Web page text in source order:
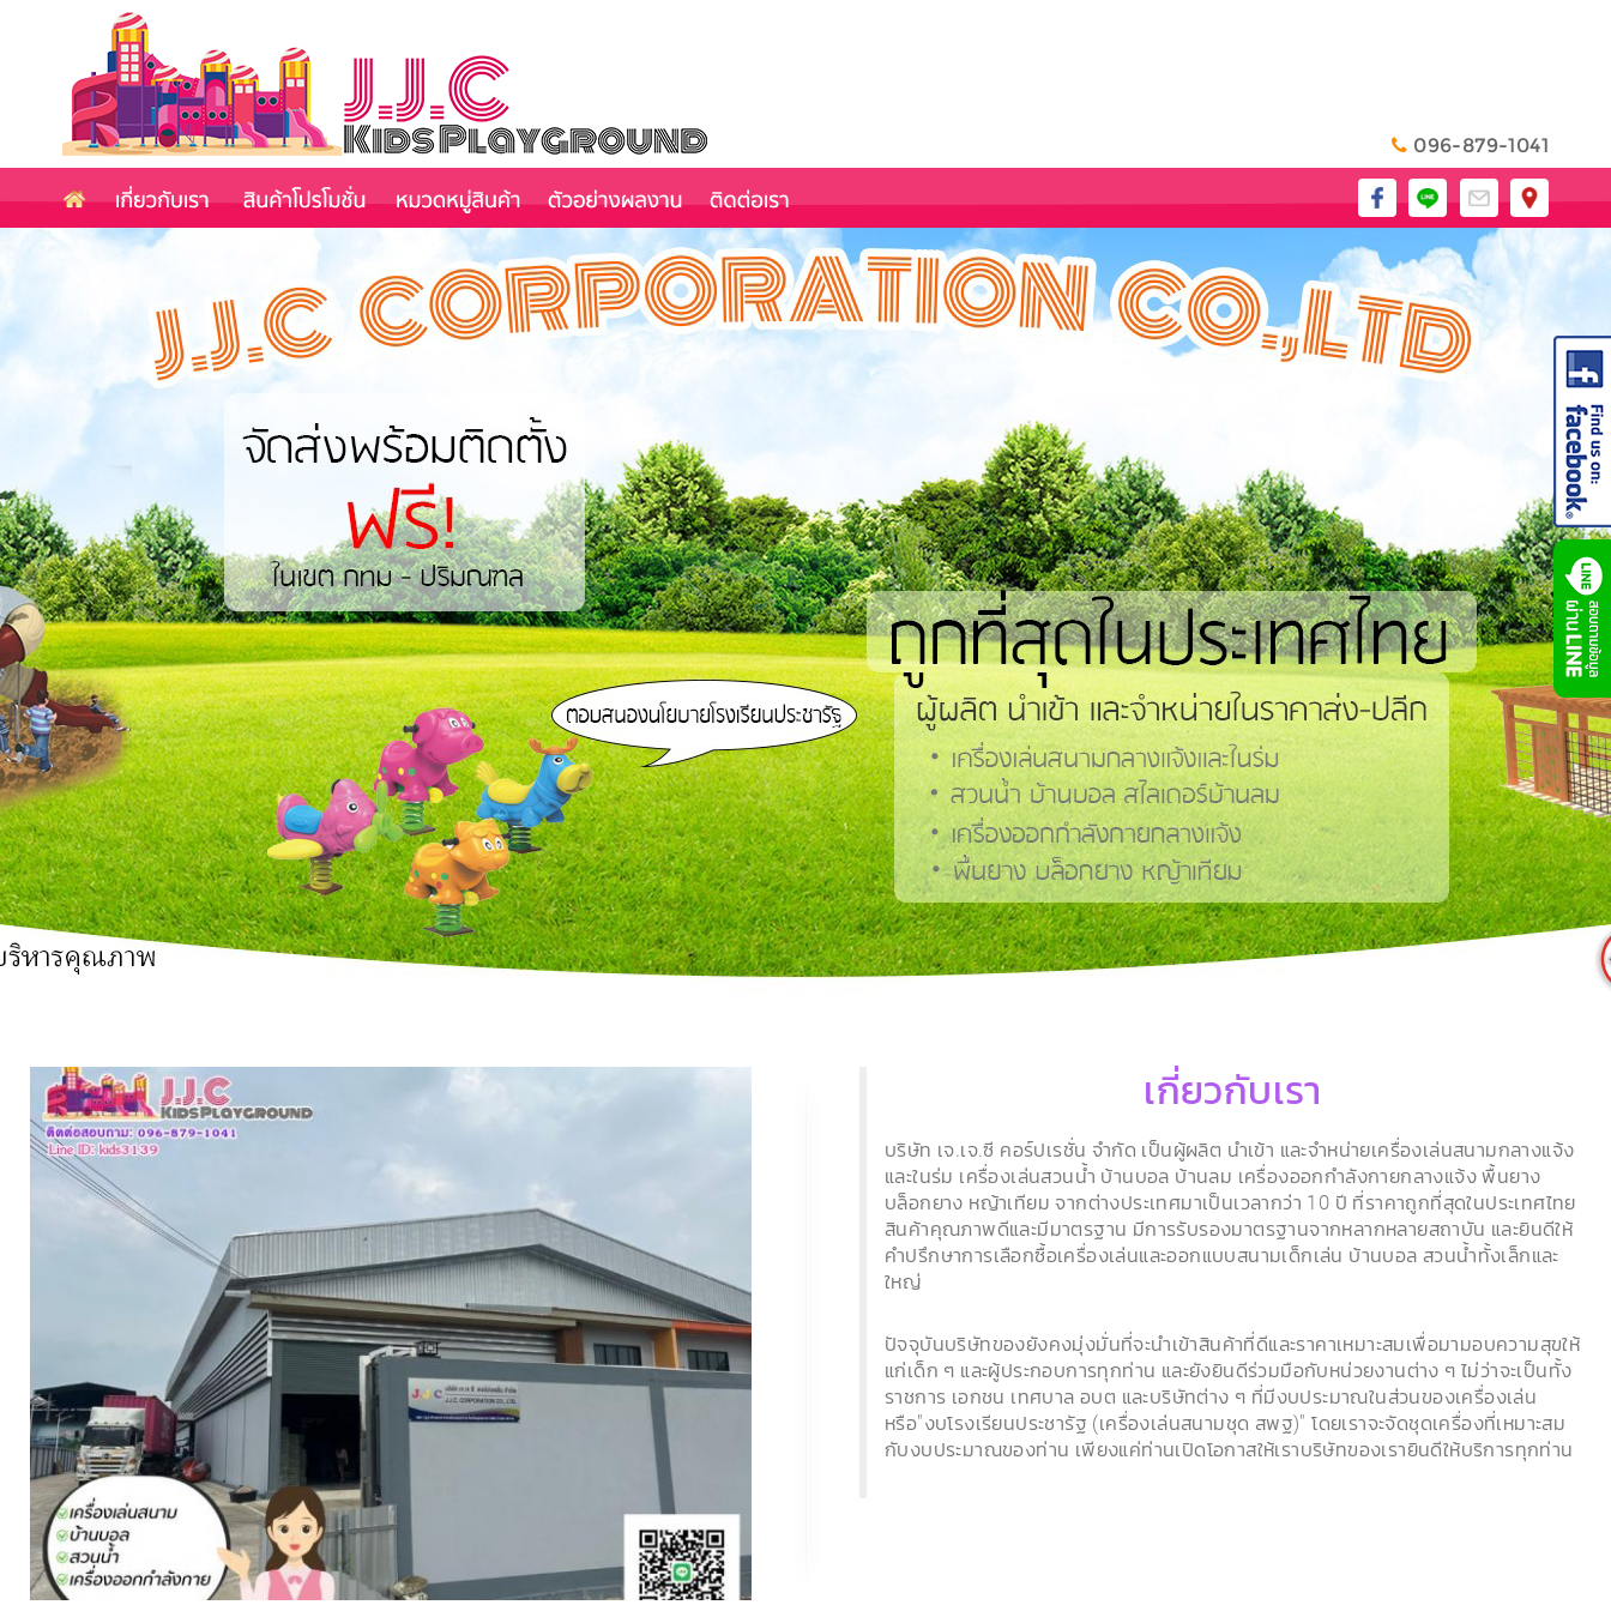
096-879-1041
เกี่ยวกับเรา
บริษัท เจ.เจ.ซี คอร์ปเรชั่น จำกัด เป็นผู้ผลิต นำเข้า และจำหน่ายเครื่องเล่นสนามกลางแจ้ง
และในร่ม เครื่องเล่นสวนน้ำ บ้านบอล บ้านลม เครื่องออกกำลังกายกลางแจ้ง พื้นยาง
บล็อกยาง หญ้าเทียม จากต่างประเทศมาเป็นเวลากว่า 10 ปี ที่ราคาถูกที่สุดในประเทศไทย
สินค้าคุณภาพดีและมีมาตรฐาน มีการรับรองมาตรฐานจากหลากหลายสถาบัน และยินดีให้
คำปรึกษาการเลือกซื้อเครื่องเล่นและออกแบบสนามเด็กเล่น บ้านบอล สวนน้ำทั้งเล็กและ
ใหญ่
ปัจจุบันบริษัทของยังคงมุ่งมั่นที่จะนำเข้าสินค้าที่ดีและราคาเหมาะสมเพื่อมามอบความสุขให้
แก่เด็ก ๆ และผู้ประกอบการทุกท่าน และยังยินดีร่วมมือกับหน่วยงานต่าง ๆ ไม่ว่าจะเป็นทั้ง
ราชการ เอกชน เทศบาล อบต และบริษัทต่าง ๆ ที่มีงบประมาณในส่วนของเครื่องเล่น
หรือ"งบโรงเรียนประชารัฐ (เครื่องเล่นสนามชุด สพฐ)" โดยเราจะจัดชุดเครื่องที่เหมาะสม
กับงบประมาณของท่าน เพียงแค่ท่านเปิดโอกาสให้เราบริษัทของเรายินดีให้บริการทุกท่าน